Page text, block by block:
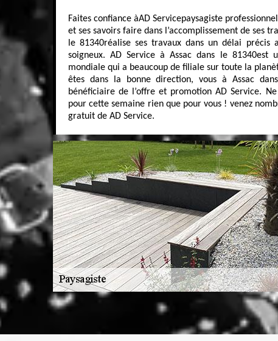
Faites confiance àAD Servicepaysagiste
et ses savoirs faire dans l’accomplissement de ses
le 81340réalise ses travaux dans un délai précis
soigneux. AD Service à Assac dans le 81340est
mondiale qui a beaucoup de filiale sur toute la
êtes dans la bonne direction, vous à Assac
bénéficiaire de l’offre et promotion AD Service.
pour cette semaine rien que pour vous ! venez
gratuit de AD Service.